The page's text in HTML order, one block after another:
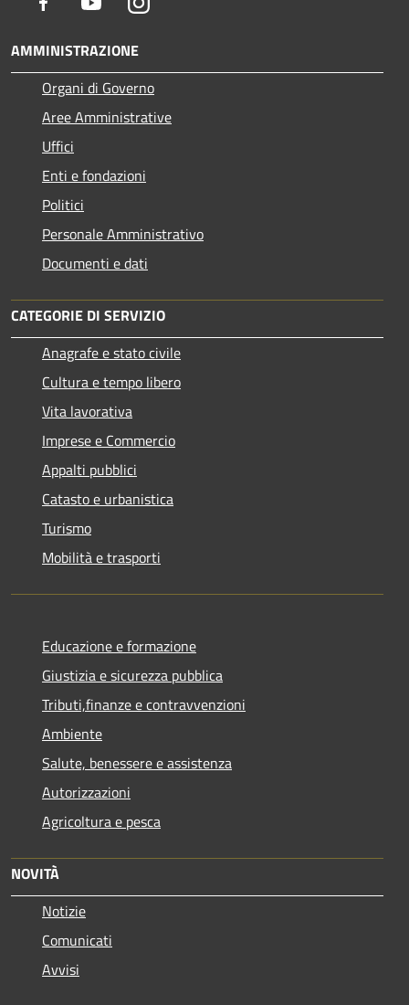
AMMINISTRAZIONE
Organi di Governo
Aree Amministrative
Uffici
Enti e fondazioni
Politici
Personale Amministrativo
Documenti e dati
CATEGORIE DI SERVIZIO
Anagrafe e stato civile
Cultura e tempo libero
Vita lavorativa
Imprese e Commercio
Appalti pubblici
Catasto e urbanistica
Turismo
Mobilità e trasporti
Educazione e formazione
Giustizia e sicurezza pubblica
Tributi,finanze e contravvenzioni
Ambiente
Salute, benessere e assistenza
Autorizzazioni
Agricoltura e pesca
NOVITÀ
Notizie
Comunicati
Avvisi